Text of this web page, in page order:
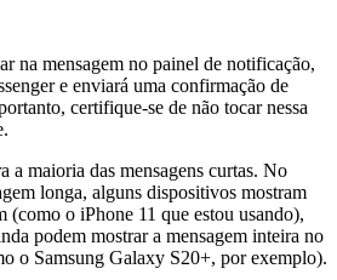
na mensagem no painel de notificação,
e enviará uma confirmação de
certifique-se de não tocar nessa
a maioria das mensagens curtas. No
longa, alguns dispositivos mostram
(como o iPhone 11 que estou usando),
podem mostrar a mensagem inteira no
o Samsung Galaxy S20+, por exemplo).